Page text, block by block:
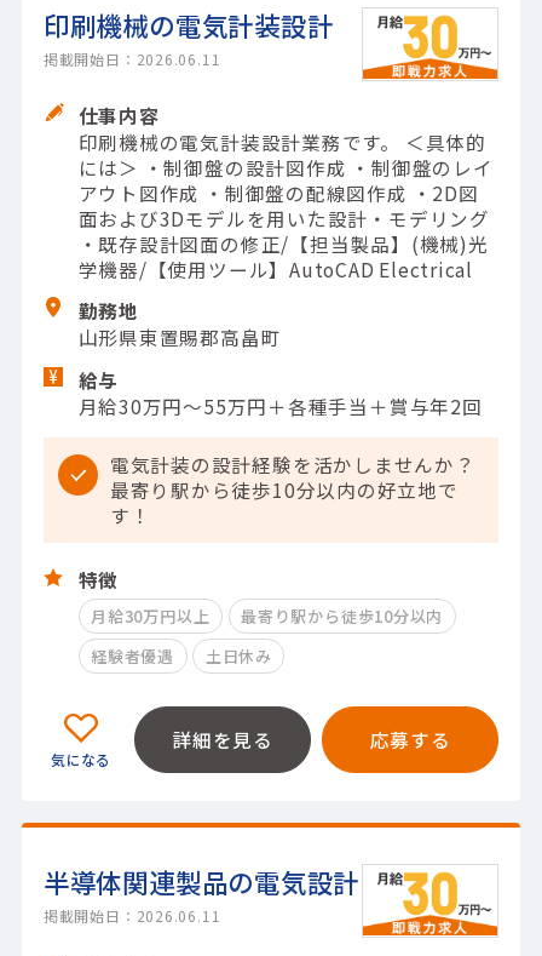
印刷機械の電気計装設計
掲載開始日：2026.06.11
仕事内容
印刷機械の電気計装設計業務です。 ＜具体的
には＞ ・制御盤の設計図作成 ・制御盤のレイ
アウト図作成 ・制御盤の配線図作成 ・2D図
面および3Dモデルを用いた設計・モデリング
・既存設計図面の修正/【担当製品】(機械)光
学機器/【使用ツール】AutoCAD Electrical
勤務地
山形県東置賜郡高畠町
給与
月給30万円～55万円＋各種手当＋賞与年2回
電気計装の設計経験を活かしませんか？
最寄り駅から徒歩10分以内の好立地で
す！
特徴
月給30万円以上
最寄り駅から徒歩10分以内
経験者優遇
土日休み
詳細を見る 応募する
半導体関連製品の電気設計
掲載開始日：2026.06.11